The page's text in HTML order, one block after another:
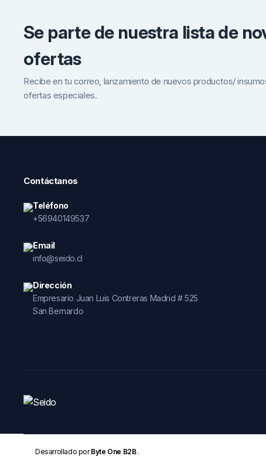
Se parte de nuestra lista de
ofertas
Recibe en tu correo, lanzamiento de nuevos productos/
ofertas especiales.
Contáctanos
Teléfono
+56940149537
Email
info@seido.cl
Dirección
Empresario Juan Luis Contreras Madrid # 525
San Bernardo
Desarrollado porByte One B2B.